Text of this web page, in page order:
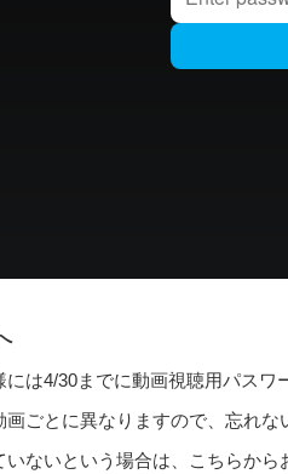
は4/30までに動画視聴用パスワ
ごとに異なりますので、忘れな
いないという場合は、こちらから